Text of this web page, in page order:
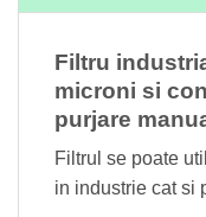
Filtru
microni si
purjare
Filtrul se poate
in industrie cat si